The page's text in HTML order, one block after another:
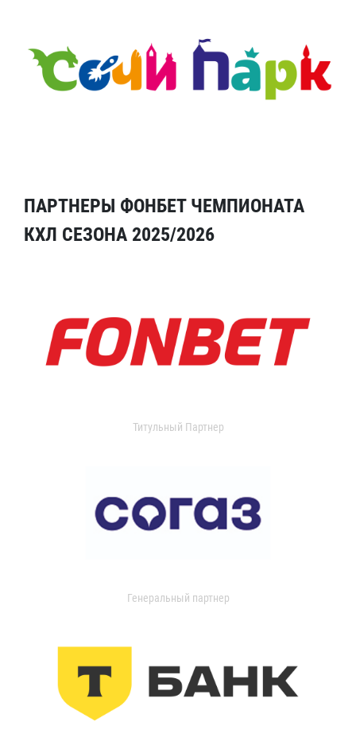
ПАРТНЕРЫ ФОНБЕТ ЧЕМПИОНАТА
КХЛ СЕЗОНА 2025/2026
Титульный Партнер
Генеральный партнер